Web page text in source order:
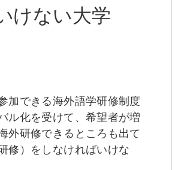
けない大学
加できる海外語学研修制度
ル化を受けて、希望者が増
外研修できるところも出て
修）をしなければいけな